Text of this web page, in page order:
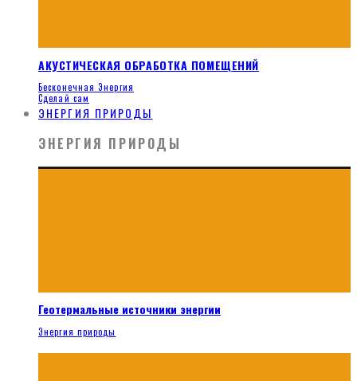
АКУСТИЧЕСКАЯ ОБРАБОТКА ПОМЕЩЕНИЙ
Бесконечная Энергия
Сделай сам
ЭНЕРГИЯ ПРИРОДЫ
ЭНЕРГИЯ ПРИРОДЫ
Геотермальные источники энергии
Энергия природы